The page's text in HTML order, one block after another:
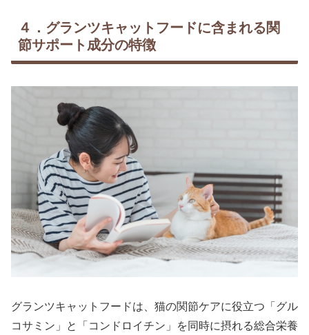
４．グランツキャットフードに含まれる関
節サポート成分の特徴
グランツキャットフードは、猫の関節ケアに役立つ「グル
コサミン」と「コンドロイチン」を同時に摂れる総合栄養